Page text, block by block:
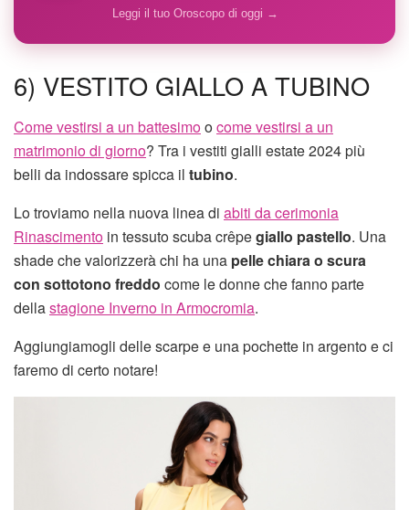
Leggi il tuo Oroscopo di oggi →
6) VESTITO GIALLO A TUBINO
Come vestirsi a un battesimoocome vestirsi a un
matrimonio di giorno? Tra i vestiti gialli estate 2024 più
belli da indossare spicca il tubino.
Lo troviamo nella nuova linea di abiti da cerimonia
Rinascimento in tessuto scuba crêpegiallo pastello. Una
shade che valorizzerà chi ha una pelle chiara o scura
con sottotono freddo come le donne che fanno parte
dellastagione Inverno in Armocromia.
Aggiungiamogli delle scarpe e una pochette in argento e ci
faremo di certo notare!